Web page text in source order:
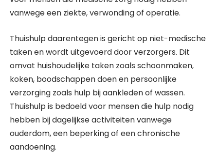
vanwege een ziekte, verwonding of operatie.
Thuishulp daarentegen is gericht op niet-medische
taken en wordt uitgevoerd door verzorgers. Dit
omvat huishoudelijke taken zoals schoonmaken,
koken, boodschappen doen en persoonlijke
verzorging zoals hulp bij aankleden of wassen.
Thuishulp is bedoeld voor mensen die hulp nodig
hebben bij dagelijkse activiteiten vanwege
ouderdom, een beperking of een chronische
aandoening.